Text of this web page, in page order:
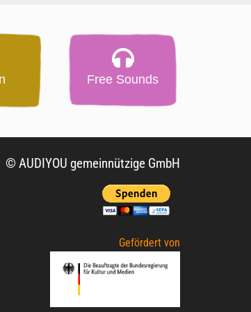
Free Sounds
© AUDIYOU gemeinnützige GmbH
Gefördert von